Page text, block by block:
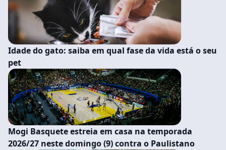
Idade do gato: saiba em qual fase da vida está o seu
pet
Mogi Basquete estreia em casa na temporada
2026/27 neste domingo (9) contra o Paulistano